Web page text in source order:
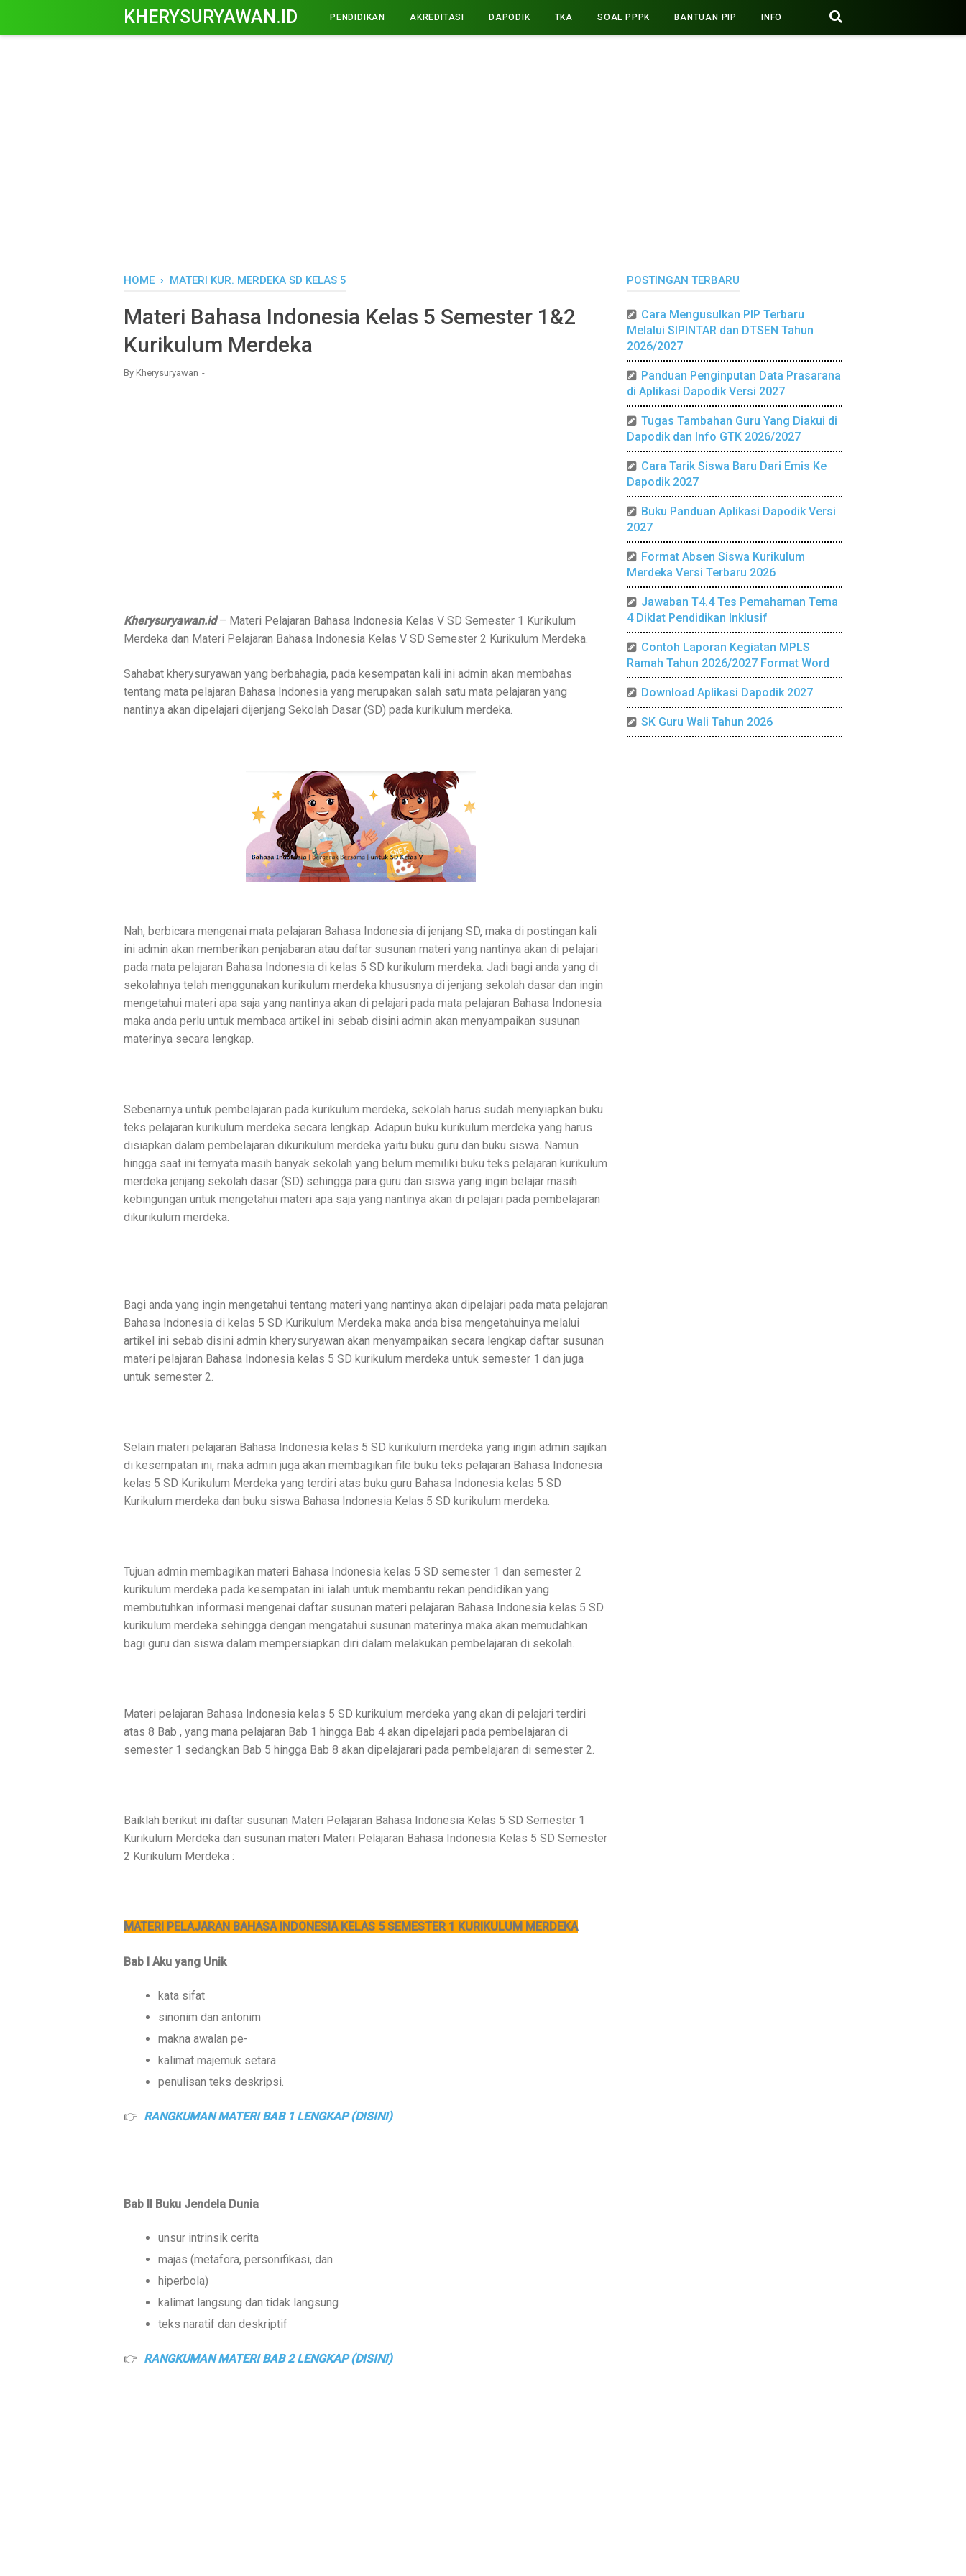
KHERYSURYAWAN.ID PENDIDIKAN AKREDITASI DAPODIK TKA SOAL PPPK BANTUAN PIP INFO
HOME › MATERI KUR. MERDEKA SD KELAS 5
Materi Bahasa Indonesia Kelas 5 Semester 1&2
Kurikulum Merdeka
By Kherysuryawan
Kherysuryawan.id– Materi Pelajaran Bahasa Indonesia Kelas V SD Semester 1 Kurikulum
Merdeka dan Materi Pelajaran Bahasa Indonesia Kelas V SD Semester 2 Kurikulum Merdeka.
Sahabat kherysuryawan yang berbahagia, pada kesempatan kali ini admin akan membahas
tentang mata pelajaran Bahasa Indonesia yang merupakan salah satu mata pelajaran yang
nantinya akan dipelajari dijenjang Sekolah Dasar (SD) pada kurikulum merdeka.
Nah, berbicara mengenai mata pelajaran Bahasa Indonesia di jenjang SD, maka di postingan kali
ini admin akan memberikan penjabaran atau daftar susunan materi yang nantinya akan di pelajari
pada mata pelajaran Bahasa Indonesia di kelas 5 SD kurikulum merdeka. Jadi bagi anda yang di
sekolahnya telah menggunakan kurikulum merdeka khususnya di jenjang sekolah dasar dan ingin
mengetahui materi apa saja yang nantinya akan di pelajari pada mata pelajaran Bahasa Indonesia
maka anda perlu untuk membaca artikel ini sebab disini admin akan menyampaikan susunan
materinya secara lengkap.
Sebenarnya untuk pembelajaran pada kurikulum merdeka, sekolah harus sudah menyiapkan buku
teks pelajaran kurikulum merdeka secara lengkap. Adapun buku kurikulum merdeka yang harus
disiapkan dalam pembelajaran dikurikulum merdeka yaitu buku guru dan buku siswa. Namun
hingga saat ini ternyata masih banyak sekolah yang belum memiliki buku teks pelajaran kurikulum
merdeka jenjang sekolah dasar (SD) sehingga para guru dan siswa yang ingin belajar masih
kebingungan untuk mengetahui materi apa saja yang nantinya akan di pelajari pada pembelajaran
dikurikulum merdeka.
Bagi anda yang ingin mengetahui tentang materi yang nantinya akan dipelajari pada mata pelajaran
Bahasa Indonesia di kelas 5 SD Kurikulum Merdeka maka anda bisa mengetahuinya melalui
artikel ini sebab disini admin kherysuryawan akan menyampaikan secara lengkap daftar susunan
materi pelajaran Bahasa Indonesia kelas 5 SD kurikulum merdeka untuk semester 1 dan juga
untuk semester 2.
Selain materi pelajaran Bahasa Indonesia kelas 5 SD kurikulum merdeka yang ingin admin sajikan
di kesempatan ini, maka admin juga akan membagikan file buku teks pelajaran Bahasa Indonesia
kelas 5 SD Kurikulum Merdeka yang terdiri atas buku guru Bahasa Indonesia kelas 5 SD
Kurikulum merdeka dan buku siswa Bahasa Indonesia Kelas 5 SD kurikulum merdeka.
Tujuan admin membagikan materi Bahasa Indonesia kelas 5 SD semester 1 dan semester 2
kurikulum merdeka pada kesempatan ini ialah untuk membantu rekan pendidikan yang
membutuhkan informasi mengenai daftar susunan materi pelajaran Bahasa Indonesia kelas 5 SD
kurikulum merdeka sehingga dengan mengatahui susunan materinya maka akan memudahkan
bagi guru dan siswa dalam mempersiapkan diri dalam melakukan pembelajaran di sekolah.
Materi pelajaran Bahasa Indonesia kelas 5 SD kurikulum merdeka yang akan di pelajari terdiri
atas 8 Bab , yang mana pelajaran Bab 1 hingga Bab 4 akan dipelajari pada pembelajaran di
semester 1 sedangkan Bab 5 hingga Bab 8 akan dipelajarari pada pembelajaran di semester 2.
Baiklah berikut ini daftar susunan Materi Pelajaran Bahasa Indonesia Kelas 5 SD Semester 1
Kurikulum Merdeka dan susunan materi Materi Pelajaran Bahasa Indonesia Kelas 5 SD Semester
2 Kurikulum Merdeka :
MATERI PELAJARAN BAHASA INDONESIA KELAS 5 SEMESTER 1 KURIKULUM MERDEKA
Bab I Aku yang Unik
kata sifat
sinonim dan antonim
makna awalan pe-
kalimat majemuk setara
penulisan teks deskripsi.
👉 RANGKUMAN MATERI BAB 1 LENGKAP (DISINI)
Bab II Buku Jendela Dunia
unsur intrinsik cerita
majas (metafora, personifikasi, dan
hiperbola)
kalimat langsung dan tidak langsung
teks naratif dan deskriptif
👉 RANGKUMAN MATERI BAB 2 LENGKAP (DISINI)
POSTINGAN TERBARU
Cara Mengusulkan PIP Terbaru
Melalui SIPINTAR dan DTSEN Tahun
2026/2027
Panduan Penginputan Data Prasarana
di Aplikasi Dapodik Versi 2027
Tugas Tambahan Guru Yang Diakui di
Dapodik dan Info GTK 2026/2027
Cara Tarik Siswa Baru Dari Emis Ke
Dapodik 2027
Buku Panduan Aplikasi Dapodik Versi
2027
Format Absen Siswa Kurikulum
Merdeka Versi Terbaru 2026
Jawaban T4.4 Tes Pemahaman Tema
4 Diklat Pendidikan Inklusif
Contoh Laporan Kegiatan MPLS
Ramah Tahun 2026/2027 Format Word
Download Aplikasi Dapodik 2027
SK Guru Wali Tahun 2026